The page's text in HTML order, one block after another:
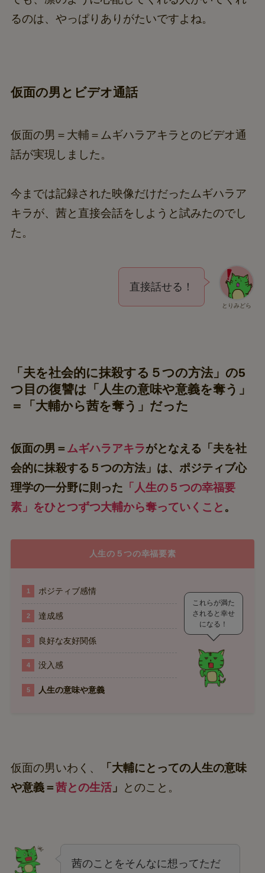
るのは、やっぱりありがたいですよね。
仮面の男とビデオ通話
仮面の男＝大輔＝ムギハラアキラとのビデオ通
話が実現しました。
今までは記録された映像だけだったムギハラア
キラが、茜と直接会話をしようと試みたのでし
た。
とりみどら
直接話せる！
「夫を社会的に抹殺する５つの方法」の5
つ目の復讐は「人生の意味や意義を奪う」
＝「大輔から茜を奪う」だった
仮面の男＝ ムギハラアキラがとなえる「夫を社
会的に抹殺する５つの方法」は、 ポジティブ心
理学の一分野に則った 「人生の５つの幸福要
素」をひとつずつ大輔から奪っていくこと 。
人生の５つの幸福要素
ポジティブ感情
達成感
良好な友好関係
没入感
人生の意味や意義
これらが満た
されると幸せ
になる！
仮面の男いわく、
「大輔にとっての人生の意味
や意義＝茜との生活」 とのこと。
茜のことをそんなに想ってただ